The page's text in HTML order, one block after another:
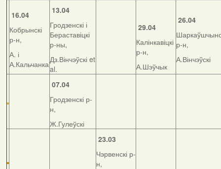
16.04
Кобрынскі
р-н,
А. і
А.Кальчанка
13.04
Гродзенскі і
Бераставіцкі
р-ны,
Дз.Вінчэўскі et
al.
29.04
Калінкавіцкі
р-н,
А.Шэўчык
26.04
р-н,
А.Вінчэўскі
07.04
Гродзенскі р-
н,
Ж.Гулеўскі
23.03
Чэрвенскі р-
н,